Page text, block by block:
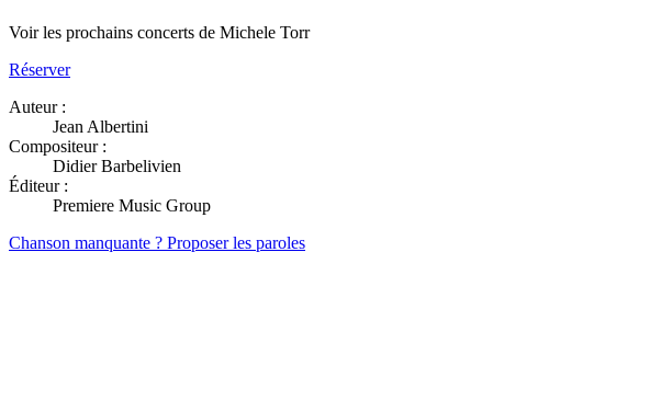
Voir les prochains concerts de Michele Torr
Réserver
Auteur :
Jean Albertini
Compositeur :
Didier Barbelivien
Éditeur :
Premiere Music Group
Chanson manquante ? Proposer les paroles